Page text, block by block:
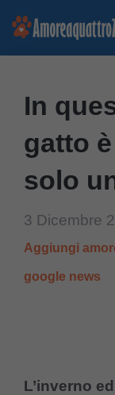
Vai
In
gatto
solo
3 Dicembre
Aggiungi
google news
L’inverno